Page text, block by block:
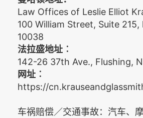
Law Offices of Leslie Elliot
100 William Street, Suite
10038
法拉盛地址︰
142-26 37th Ave., Flushing,
网址︰
https://
车祸赔偿／交通事故：汽车、